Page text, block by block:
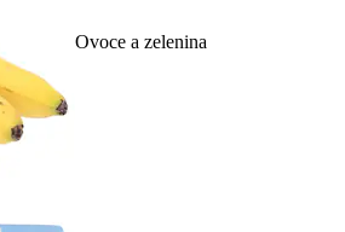
Ovoce a zelenina